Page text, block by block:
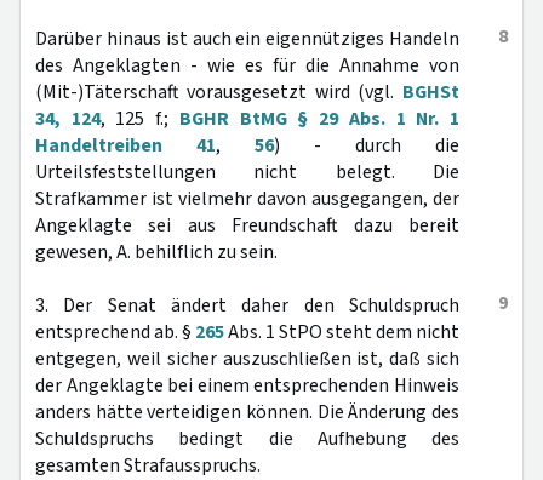
8
Darüber hinaus ist auch ein eigennütziges Handeln
des Angeklagten - wie es für die Annahme von
(Mit-)Täterschaft vorausgesetzt wird (vgl. BGHSt
34, 124, 125 f.; BGHR BtMG § 29 Abs. 1 Nr. 1
Handeltreiben 41, 56) - durch die
Urteilsfeststellungen nicht belegt. Die
Strafkammer ist vielmehr davon ausgegangen, der
Angeklagte sei aus Freundschaft dazu bereit
gewesen, A. behilflich zu sein.
9
3. Der Senat ändert daher den Schuldspruch
entsprechend ab. § 265Abs. 1 StPO steht dem nicht
entgegen, weil sicher auszuschließen ist, daß sich
der Angeklagte bei einem entsprechenden Hinweis
anders hätte verteidigen können. Die Änderung des
Schuldspruchs bedingt die Aufhebung des
gesamten Strafausspruchs.